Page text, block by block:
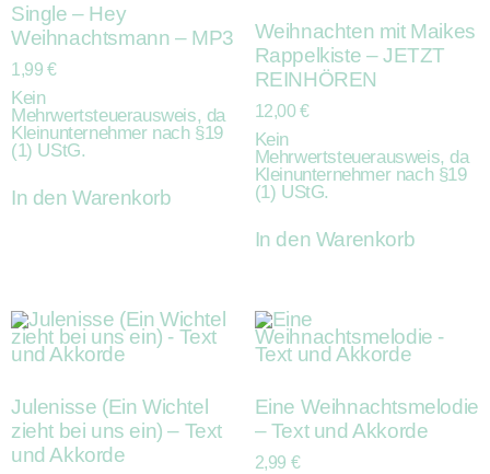
Single – Hey
Weihnachtsmann – MP3
1,99 €
Kein
Mehrwertsteuerausweis, da
Kleinunternehmer nach §19
(1) UStG.
In den Warenkorb
Weihnachten mit Maikes
Rappelkiste – JETZT
REINHÖREN
12,00€
Kein
Mehrwertsteuerausweis, da
Kleinunternehmer nach §19
(1) UStG.
In den Warenkorb
Julenisse (Ein Wichtel
zieht bei uns ein) – Text
und Akkorde
Eine Weihnachtsmelodie
– Text und Akkorde
2,99 €